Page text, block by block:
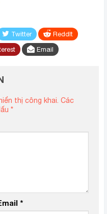
Twitter
ReddIt
Email
thị công khai. Các
*
*